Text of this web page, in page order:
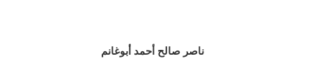
ناصر صالح أحمد أبوغانم